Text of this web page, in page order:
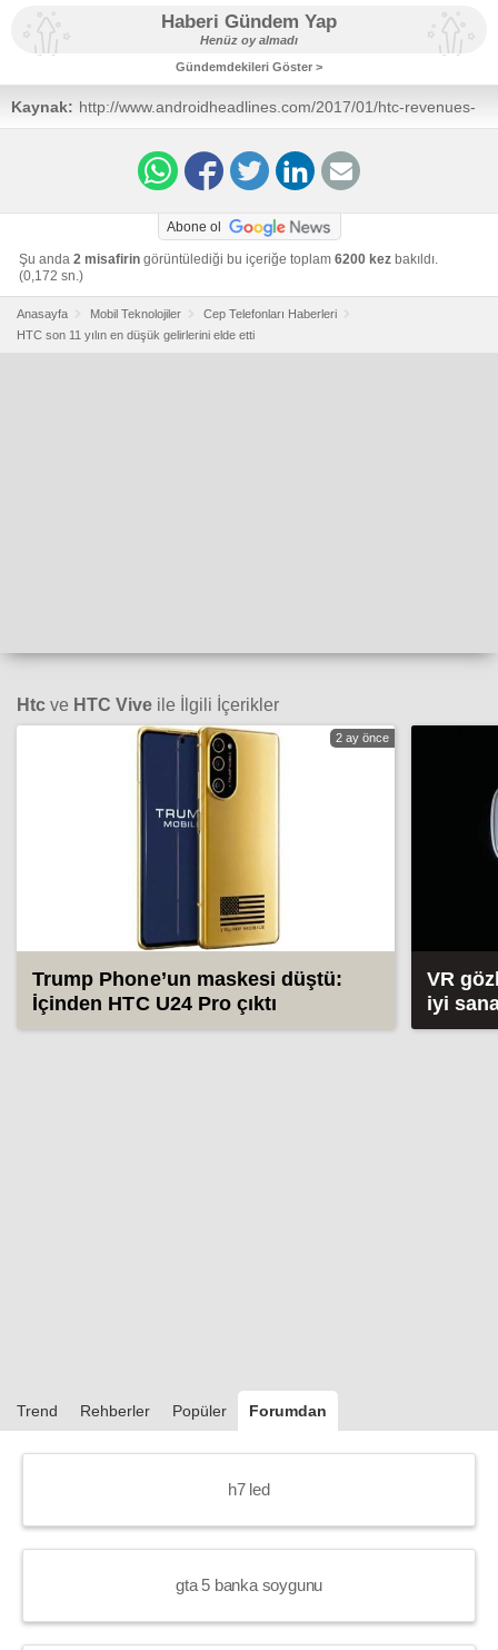
Haberi Gündem Yap
Henüz oy almadı
Gündemdekileri Göster >
Kaynak: http://www.androidheadlines.com/2017/01/htc-revenues-
hit-11-year-lows-decline-35-2016.html?
Abone ol
Şu anda 2 misafirin görüntülediği bu içeriğe toplam 6200 kez bakıldı.
(0,172 sn.)
Anasayfa Mobil Teknolojiler
Cep Telefonları Haberleri
HTC son 11 yılın en düşük gelirlerini elde etti
Htc ve HTC Vive ile İlgili İçerikler
2 ay önce
Trump Phone’un maskesi düştü:
İçinden HTC U24 Pro çıktı
VR
iyi
(2026)
Trend Rehberler Popüler Forumdan
h7 led
gta 5 banka soygunu